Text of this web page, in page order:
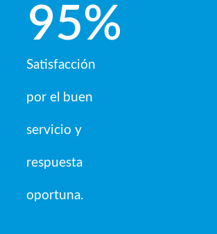
Satisfacción
por el buen
servicio y
respuesta
oportuna.
95%